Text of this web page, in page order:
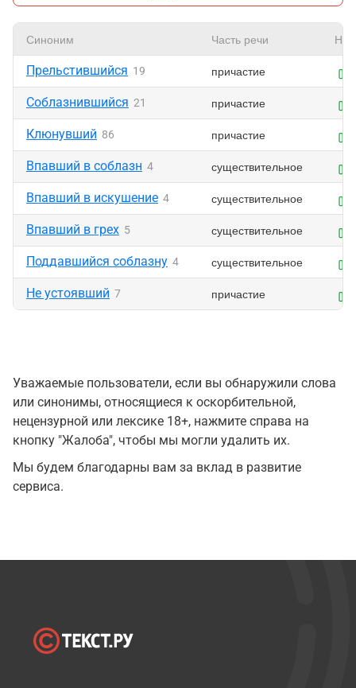
Синоним Часть речи
Прельстившийся 19 причастие
Соблазнившийся 21 причастие
Клюнувший 86 причастие
Впавший в соблазн 4 существительное
Впавший в искушение 4 существительное
Впавший в грех 5 существительное
Поддавшийся соблазну 4 существительное
Не устоявший 7 причастие
Уважаемые пользователи, если вы обнаружили слова
или синонимы, относящиеся к оскорбительной,
нецензурной или лексике 18+, нажмите справа на
кнопку "Жалоба", чтобы мы могли удалить их.
Мы будем благодарны вам за вклад в развитие
сервиса.